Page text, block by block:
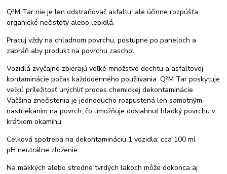
Q²M Tar nie je len odstraňovač asfaltu, ale účinne rozpúšťa
organické nečistoty alebo lepidlá.
Pracuj vždy na chladnom povrchu, postupne po paneloch a
zabráň aby produkt na povrchu zaschol.
Vozidlá zvyčajne zbierajú veľké množstvo dechtu a asfaltovej
kontaminácie počas každodenného použiívania. Q²M Tar poskytuje
veľkú príležitosť urýchliť proces chemickej dekontaminácie.
Väčšina znečistenia je jednoducho rozpustená len samotným
nastriekaním na povrch, čo umožňuje dosiahnuť hladký povrchu v
krátkom okamihu.
Celková spotreba na dekontamináciu 1 vozidla: cca 100 ml
pH neutrálne zloženie
Na mäkkých alebo stredne tvrdých lakoch môže dokonca aj